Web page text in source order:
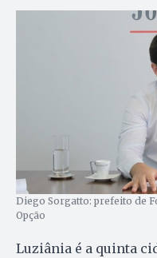
Diego Sorgatto: prefeito de
Opção
Luziânia é a quinta